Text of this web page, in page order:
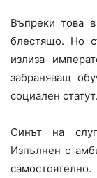
Въпреки това
блестящо. Но
излиза
забраняващ
социален статут.
Синът на
Изпълнен с